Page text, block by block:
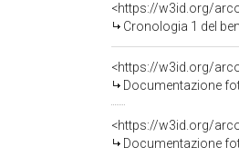
<https://w3id.org/
Cronologia 1 del
Documentazione
Documentazione